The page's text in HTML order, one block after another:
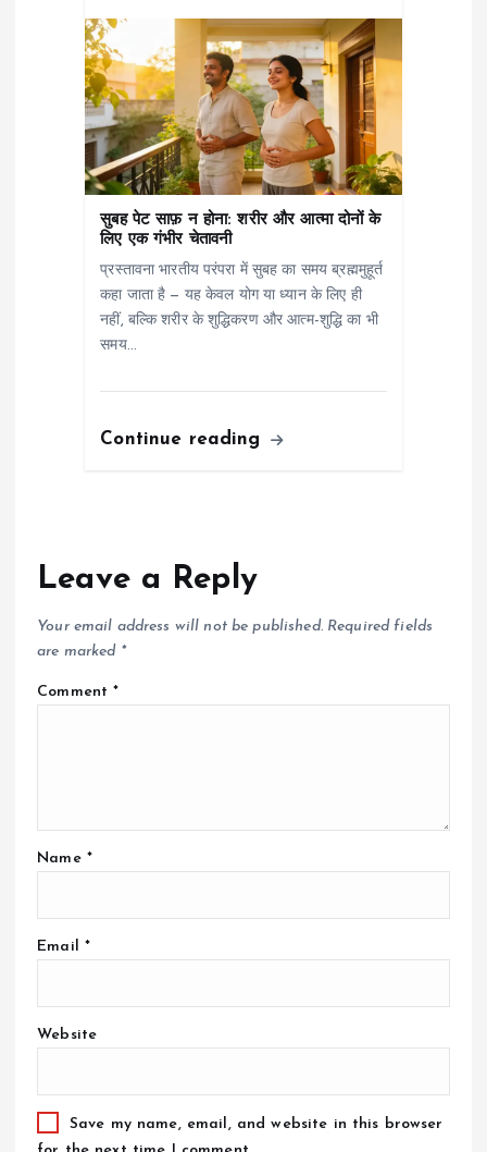
सुबह पेट साफ़ न होना: शरीर और आत्मा दोनों के
लिए एक गंभीर चेतावनी
प्रस्तावना भारतीय परंपरा में सुबह का समय ब्रह्ममुहूर्त
कहा जाता है — यह केवल योग या ध्यान के लिए ही
नहीं, बल्कि शरीर के शुद्धिकरण और आत्म-शुद्धि का भी
समय…
Continue reading
Leave a Reply
Your email address will not be published. Required fields
are marked *
Comment*
Name *
Email *
Website
Save my name, email, and website in this browser